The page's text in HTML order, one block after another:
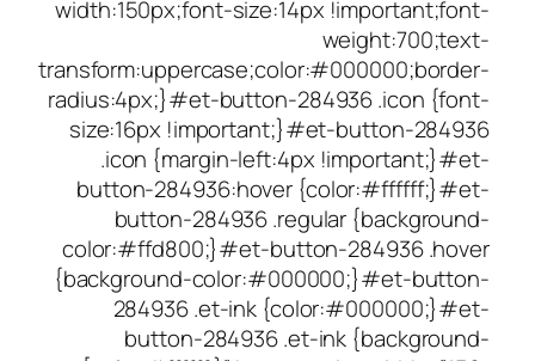
width:150px;font-size:14px
radius:4px;}#et-button-
size:16px
.icon {margin-left:4px
button-284936:hover
button-284936
color:#ffd800;}#et-button-
{background-
284936 .et-ink
button-284936 .et-